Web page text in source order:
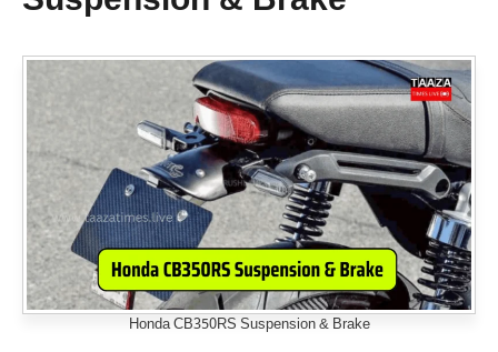
Honda CB350RS Suspension & Brake